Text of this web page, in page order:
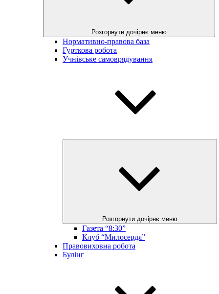
Розгорнути дочірнє меню
Нормативно-правова база
Гурткова робота
Учнівське самоврядування
Розгорнути дочірнє меню
Газета “8:30”
Клуб “Милосердя”
Правовиховна робота
Булінг